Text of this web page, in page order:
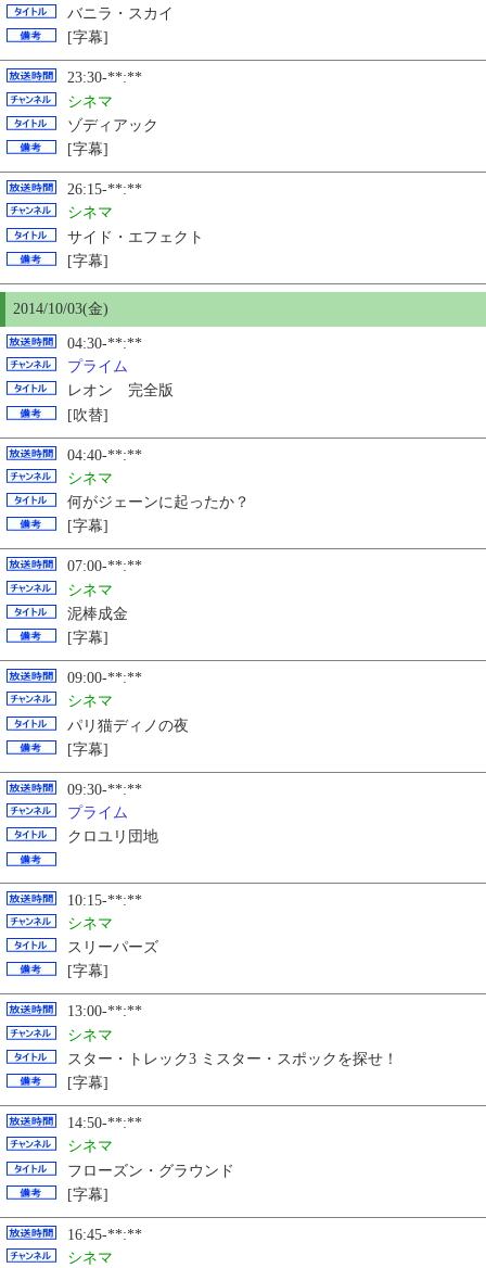
バニラ・スカイ
[字幕]
23:30-**:**
シネマ
ゾディアック
[字幕]
26:15-**:**
シネマ
サイド・エフェクト
[字幕]
2014/10/03(金)
04:30-**:**
プライム
レオン 完全版
[吹替]
04:40-**:**
シネマ
何がジェーンに起ったか？
[字幕]
07:00-**:**
シネマ
泥棒成金
[字幕]
09:00-**:**
シネマ
パリ猫ディノの夜
[字幕]
09:30-**:**
プライム
クロユリ団地
10:15-**:**
シネマ
スリーパーズ
[字幕]
13:00-**:**
シネマ
スター・トレック3 ミスター・スポックを探せ！
[字幕]
14:50-**:**
シネマ
フローズン・グラウンド
[字幕]
16:45-**:**
シネマ